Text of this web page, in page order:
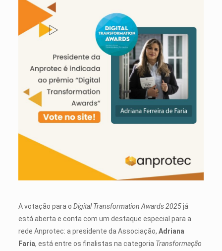
A votação para o Digital Transformation Awards 2025já
está aberta e conta com um destaque especial para a
rede Anprotec: a presidente da Associação, Adriana
Faria, está entre os finalistas na categoria Transformação